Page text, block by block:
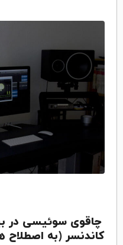
چاقوی سوئیسی در
کاندنسر (به اصطلاح